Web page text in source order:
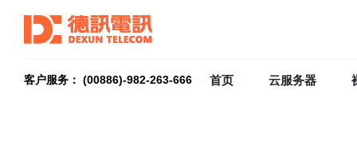
客户服务： (00886)-982-263-666 首页 云服务器